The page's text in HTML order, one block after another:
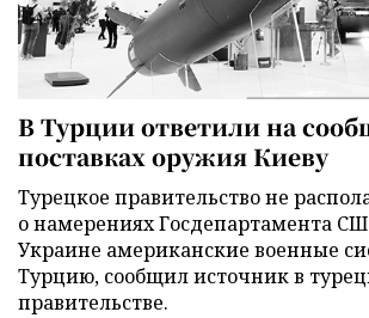
В Турции ответили на
поставках оружия Киеву
Турецкое правительство не
о намерениях Госдепартамента
Украине американские военные
Турцию, сообщил источник в
правительстве.